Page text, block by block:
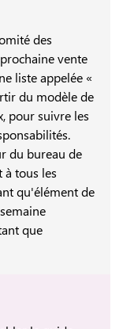
des
vente
liste appelée «
du modèle de
pour suivre les
du bureau de
à tous les
qu'élément de
que